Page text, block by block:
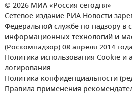
© 2026 МИА «Россия сегодня»
Сетевое издание РИА Новости
Федеральной службе по надзору в
информационных технологий и
(Роскомнадзор) 08 апреля 2014
Политика использования Cookie и
логирования
Политика конфиденциальности
Правила применения